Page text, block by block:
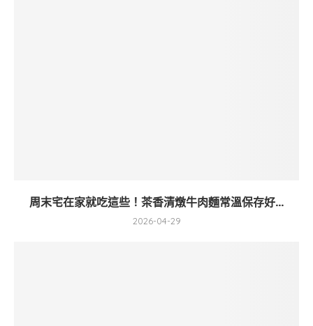
周末宅在家就吃這些！茶香清燉牛肉麵常溫保存好...
2026-04-29